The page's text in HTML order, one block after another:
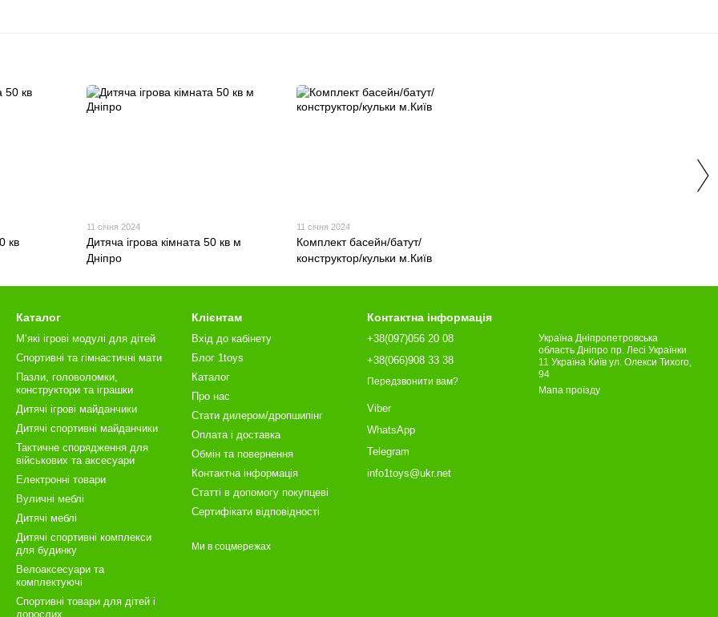
кв
11 січня 2024
Дитяча ігрова кімната 50 кв м
Дніпро
11 січня 2024
Комплект басейн/батут/
конструктор/кульки м.Київ
Каталог
М‘які ігрові модулі для дітей
Спортивні та гімнастичні мати
Пазли, головоломки,
конструктори та іграшки
Дитячі ігрові майданчики
Дитячі спортивні майданчики
Тактичне спорядження для
військових та аксесуари
Електронні товари
Вуличні меблі
Дитячі меблі
Дитячі спортивні комплекси
для будинку
Велоаксесуари та
комплектуючі
Спортивні товари для дітей і
дорослих
Клієнтам
Вхід до кабінету
Блог 1toys
Каталог
Про нас
Стати дилером/дропшипінг
Оплата і доставка
Обмін та повернення
Контактна інформація
Статті в допомогу покупцеві
Сертифікати відповідності
Ми в соцмережах
Контактна інформація
+38(097)056 20 08
+38(066)908 33 38
Передзвонити вам?
Viber
WhatsApp
Telegram
info1toys@ukr.net
Україна Дніпропетровська
область Дніпро пр. Лесі Українки
11 Україна Київ ул. Олекси Тихого,
94
Мапа проїзду